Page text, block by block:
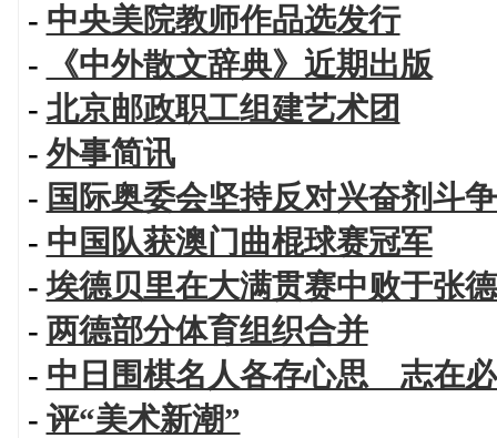
- 中央美院教师作品选发行
-
《中外散文辞典》近期出版
- 北京邮政职工组建艺术团
- 外事简讯
- 国际奥委会坚持反对兴奋剂斗
- 中国队获澳门曲棍球赛冠军
-埃德贝里在大满贯赛中败于张
- 两德部分体育组织合并
- 中日围棋名人各存心思 志在
- 评“美术新潮”